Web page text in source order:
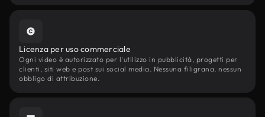
Licenza per uso commerciale
Ogni video è autorizzato per l'utilizzo in pubblicità, progetti per
clienti, siti web e post sui social media. Nessuna filigrana, nessun
obbligo di attribuzione.